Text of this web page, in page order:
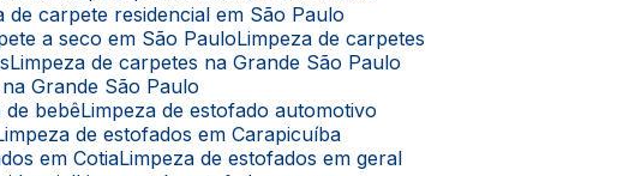
de carpete residencial em São Paulo
a seco em São Paulo Limpeza de carpetes
Limpeza de carpetes na Grande São Paulo
Grande São Paulo
de bebê Limpeza de estofado automotivo
Limpeza de estofados em Carapicuíba
em Cotia Limpeza de estofados em geral